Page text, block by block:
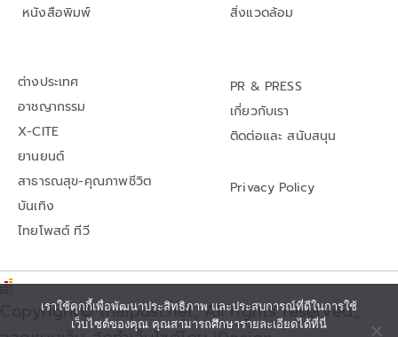
หนังสือพิมพ์
สิ่งแวดล้อม
ต่างประเทศ
อาชญากรรม
X-CITE
ยานยนต์
สาธารณสุข-คุณภาพชีวิต
บันเทิง
ไทยโพสต์ ทีวี
PR & PRESS
เกี่ยวกับเรา
ติดต่อและ สนับสนุน
Privacy Policy
Copyright© thaipost.net, All rights reserved.,
เราใช้คุกกี้เพื่อพัฒนาประสิทธิภาพ และประสบการณ์ที่ดีในการใช้
เว็บไซต์ของคุณ คุณสามารถศึกษารายละเอียดได้ที่นี่